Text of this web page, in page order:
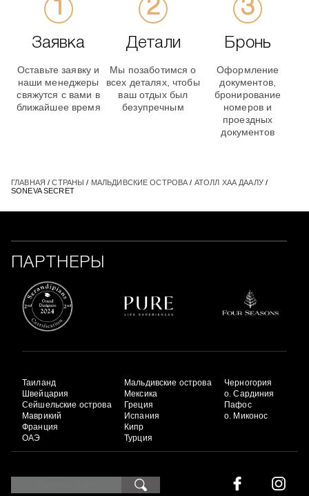
Заявка
Оставьте заявку и
наши менеджеры
свяжутся с вами в
ближайшее время
Детали
Мы позаботимся о
всех деталях, чтобы
ваш отдых был
безупречным
Бронь
Оформление
документов,
бронирование
номеров и
проездных
документов
ГЛАВНАЯ /СТРАНЫ / МАЛЬДИВСКИЕ ОСТРОВА / АТОЛЛ ХАА ДААЛУ/
SONEVA SECRET
ПАРТНЕРЫ
Таиланд
Швейцария
Сейшельские острова
Маврикий
Франция
ОАЭ
Мальдивские острова
Мексика
Греция
Испания
Кипр
Турция
Черногория
о. Сардиния
Пафос
о. Миконос